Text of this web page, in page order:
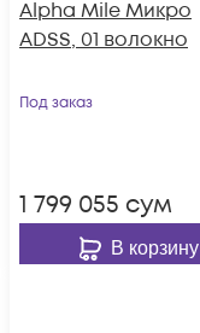
Alpha Mile Микро
ADSS, 01 волокно
Под заказ
1 799 055 сум
В корзину